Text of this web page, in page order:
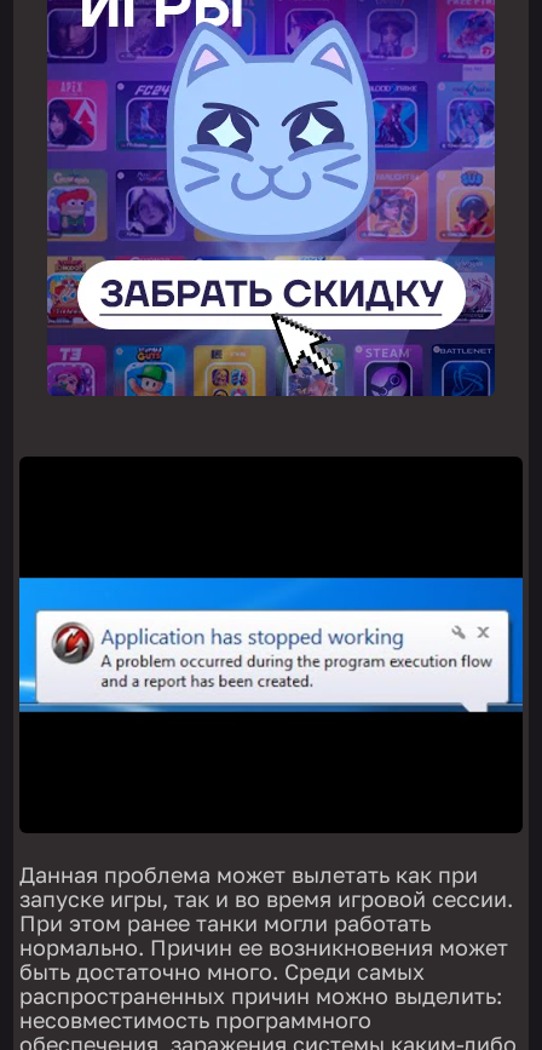
Данная проблема может вылетать как при
запуске игры, так и во время игровой сессии.
При этом ранее танки могли работать
нормально. Причин ее возникновения может
быть достаточно много. Среди самых
распространенных причин можно выделить:
несовместимость программного
обеспечения, заражения системы каким-либо